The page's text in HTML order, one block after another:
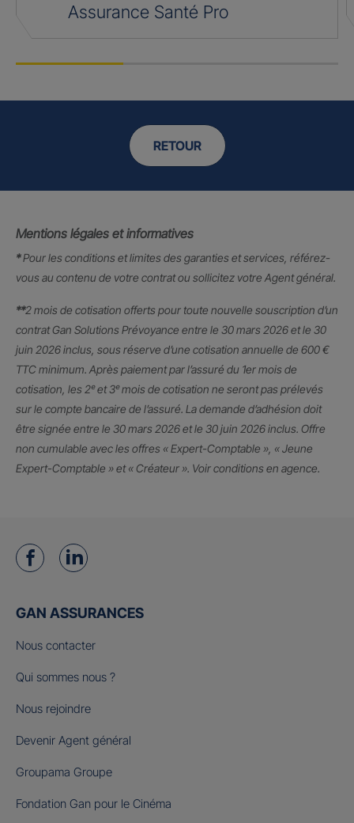
Assurance Santé Pro
RETOUR
Mentions légales et informatives
*Pour les conditions et limites des garanties et services, référez-
vous au contenu de votre contrat ou sollicitez votre Agent général.
**2 mois de cotisation offerts pour toute nouvelle souscription d’un
contrat Gan Solutions Prévoyance entre le 30 mars 2026 et le 30
juin 2026 inclus, sous réserve d’une cotisation annuelle de 600 €
TTC minimum. Après paiement par l’assuré du 1er mois de
cotisation, les 2ᵉ et 3ᵉ mois de cotisation ne seront pas prélevés
sur le compte bancaire de l’assuré. La demande d’adhésion doit
être signée entre le 30 mars 2026 et le 30 juin 2026 inclus. Offre
non cumulable avec les offres « Expert-Comptable », « Jeune
Expert-Comptable » et « Créateur ». Voir conditions en agence.
GAN ASSURANCES
Nous contacter
Qui sommes nous ?
Nous rejoindre
Devenir Agent général
Groupama Groupe
Fondation Gan pour le Cinéma